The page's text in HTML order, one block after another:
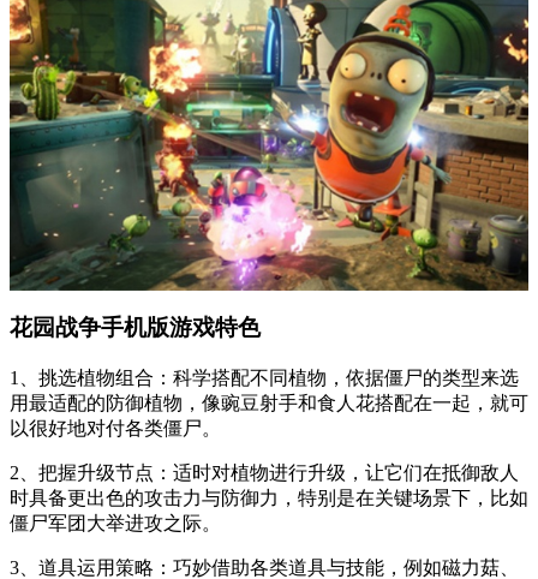
花园战争手机版游戏特色
1、挑选植物组合：科学搭配不同植物，依据僵尸的类型来选
用最适配的防御植物，像豌豆射手和食人花搭配在一起，就可
以很好地对付各类僵尸。
2、把握升级节点：适时对植物进行升级，让它们在抵御敌人
时具备更出色的攻击力与防御力，特别是在关键场景下，比如
僵尸军团大举进攻之际。
3、道具运用策略：巧妙借助各类道具与技能，例如磁力菇、